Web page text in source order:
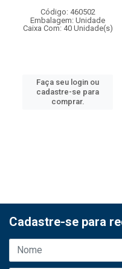
Código: 460502
Embalagem: Unidade
Caixa Com: 40 Unidade(s)
Faça seu login ou
cadastre-se para
comprar.
Cadastre-se para